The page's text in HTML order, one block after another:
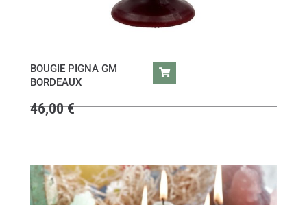
BOUGIE PIGNA GM
BORDEAUX
46,00€